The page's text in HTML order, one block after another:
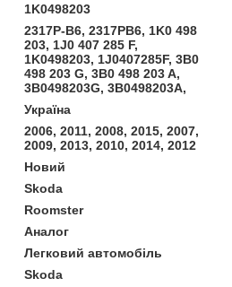
1K0498203
2317P-B6, 2317PB6, 1K0 498
203, 1J0 407 285 F,
1K0498203, 1J0407285F, 3B0
498 203 G, 3B0 498 203 A,
3B0498203G, 3B0498203A,
Україна
2006, 2011, 2008, 2015, 2007,
2009, 2013, 2010, 2014, 2012
Новий
Skoda
Roomster
Аналог
Легковий автомобіль
Skoda